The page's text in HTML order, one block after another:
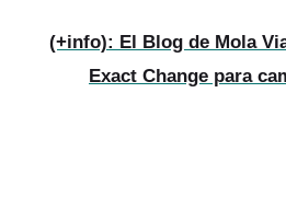
(+info): El Blog de Mola
Exact Change para